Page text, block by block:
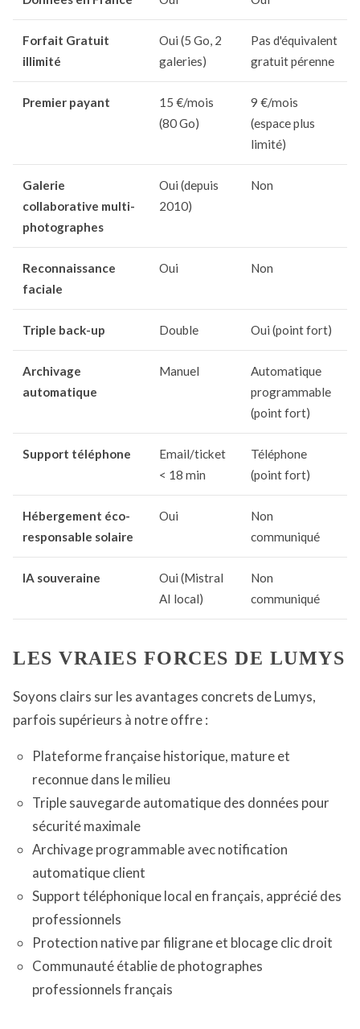
Forfait Gratuit
illimité
Oui (5 Go, 2
galeries)
Pas d'équivalent
gratuit pérenne
Premier payant
15 €/mois
(80 Go)
9 €/mois
(espace plus
limité)
Galerie
collaborative multi-
photographes
Oui (depuis
2010)
Non
Reconnaissance
faciale
Oui Non
Triple back-up Double Oui (point fort)
Archivage
automatique
Manuel
Automatique
programmable
(point fort)
Support téléphone
Email/ticket
< 18 min
Téléphone
(point fort)
Hébergement éco-
responsable solaire
Oui
Non
communiqué
IA souveraine
Oui (Mistral
AI local)
Non
communiqué
LES VRAIES FORCES DE LUMYS
Soyons clairs sur les avantages concrets de Lumys,
parfois supérieurs à notre offre :
Plateforme française historique, mature et
reconnue dans le milieu
Triple sauvegarde automatique des données pour
sécurité maximale
Archivage programmable avec notification
automatique client
Support téléphonique local en français, apprécié des
professionnels
Protection native par filigrane et blocage clic droit
Communauté établie de photographes
professionnels français